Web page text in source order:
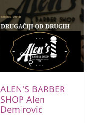
ALEN'S BARBER
SHOP Alen
Demirović